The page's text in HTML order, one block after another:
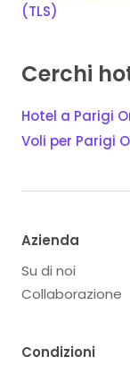
(TLS)
Cerchi
Hotel a Parigi
Voli per Parigi
Azienda
Su di noi
Collaborazione
Condizioni